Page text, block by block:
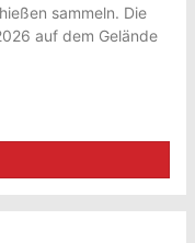
sammeln. Die
auf dem Gelände